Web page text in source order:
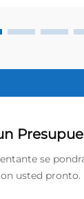
se
usted pronto.